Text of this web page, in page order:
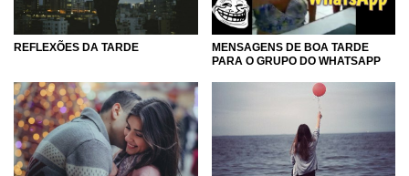
REFLEXÕES DA TARDE
MENSAGENS DE BOA TARDE
PARA O GRUPO DO WHATSAPP